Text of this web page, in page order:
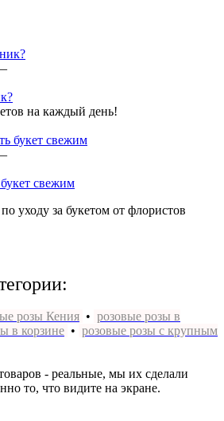
на каждый день!
свежим
уходу за букетом от флористов
розы Кения • розовые розы в
в корзине • розовые розы с крупным
- реальные, мы их сделали
то, что видите на экране.